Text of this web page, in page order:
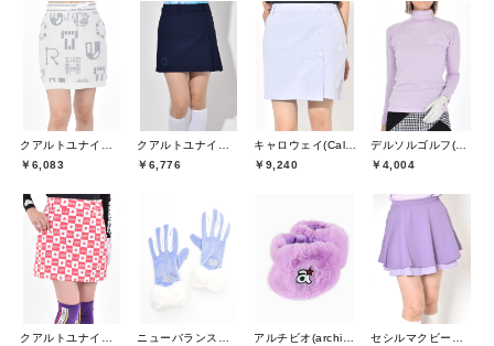
クアルトユナイテッド(CUARTO UNITED)
￥6,083
クアルトユナイテッド(CUARTO UNITED)
￥6,776
キャロウェイ(Callaway)
￥9,240
デルソルゴルフ(DELSOL GOLF)
￥4,004
クアルトユナイテッド(CUARTO UNITED)
ニューバランスゴルフ(New Balance Golf)
アルチビオ(archivio)
セシルマクビーグリーン(CECIL McBEE green)